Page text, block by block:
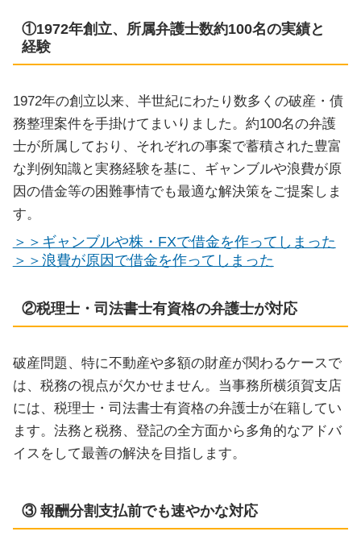
①1972年創立、所属弁護士数約100名の実績と
経験
1972年の創立以来、半世紀にわたり数多くの破産・債
務整理案件を手掛けてまいりました。約100名の弁護
士が所属しており、それぞれの事案で蓄積された豊富
な判例知識と実務経験を基に、ギャンブルや浪費が原
因の借金等の困難事情でも最適な解決策をご提案しま
す。
＞＞ギャンブルや株・FXで借金を作ってしまった
＞＞浪費が原因で借金を作ってしまった
②税理士・司法書士有資格の弁護士が対応
破産問題、特に不動産や多額の財産が関わるケースで
は、税務の視点が欠かせません。当事務所横須賀支店
には、税理士・司法書士有資格の弁護士が在籍してい
ます。法務と税務、登記の全方面から多角的なアドバ
イスをして最善の解決を目指します。
③ 報酬分割支払前でも速やかな対応